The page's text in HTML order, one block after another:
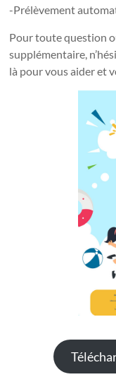
-Prélèvement
Pour toute question
supplémentaire,
là pour vous aider et